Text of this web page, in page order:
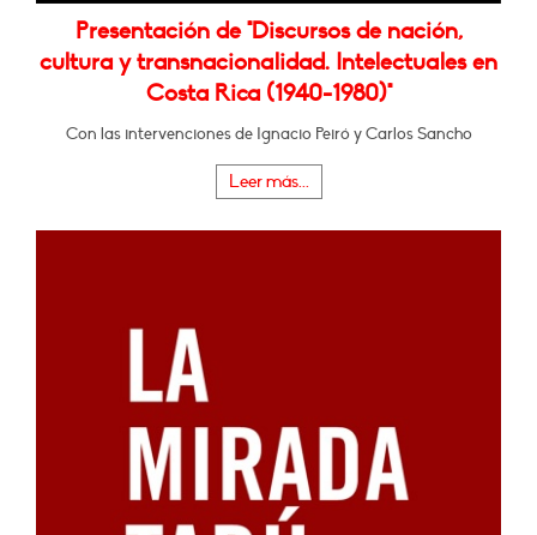
Presentación de "Discursos de nación,
cultura y transnacionalidad. Intelectuales en
Costa Rica (1940-1980)"
Con las intervenciones de Ignacio Peiró y Carlos Sancho
Leer más...